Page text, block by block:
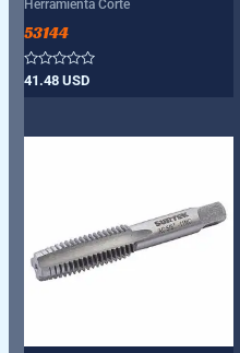
Herramienta Corte
53144
Valorado
41.48USD